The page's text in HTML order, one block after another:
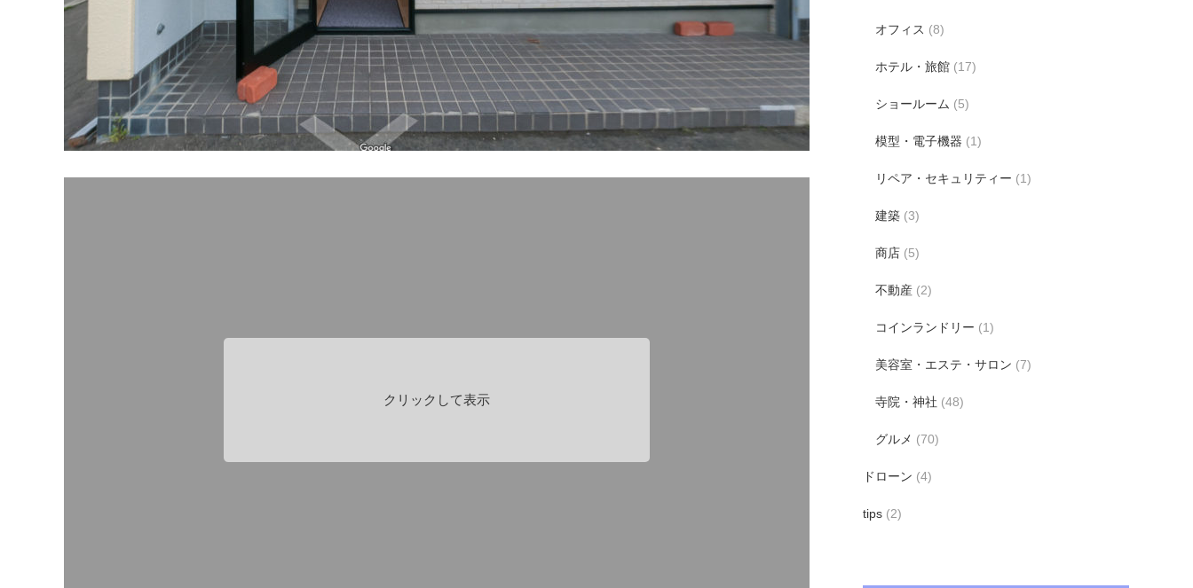
クリックして表示
オフィス (8)
ホテル・旅館 (17)
ショールーム (5)
模型・電子機器 (1)
リペア・セキュリティー (1)
建築 (3)
商店 (5)
不動産 (2)
コインランドリー (1)
美容室・エステ・サロン (7)
寺院・神社 (48)
グルメ (70)
ドローン (4)
tips (2)